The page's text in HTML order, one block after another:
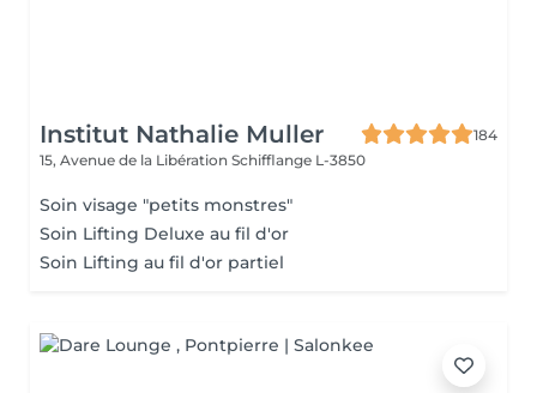
Institut Nathalie Muller
184
15, Avenue de la Libération Schifflange L-3850
Soin visage "petits monstres"
Soin Lifting Deluxe au fil d'or
Soin Lifting au fil d'or partiel